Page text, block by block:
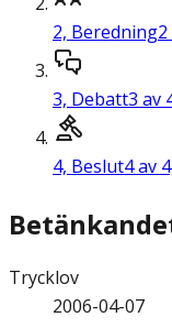
2, Beredning
3, Debatt3 av
4, Beslut4 av
Trycklov
2006-04-07